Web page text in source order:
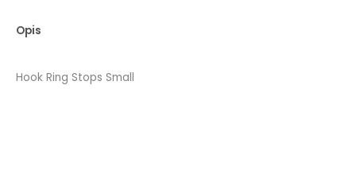
Opis
Hook Ring Stops Small